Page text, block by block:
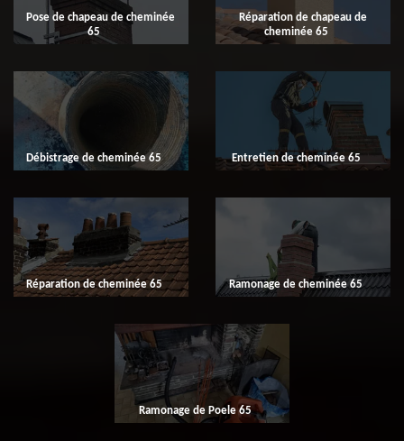
Pose de chapeau de cheminée
65
Réparation de chapeau de
cheminée 65
Débistrage de cheminée 65 Entretien de cheminée 65
Réparation de cheminée 65 Ramonage de cheminée 65
Ramonage de Poele 65